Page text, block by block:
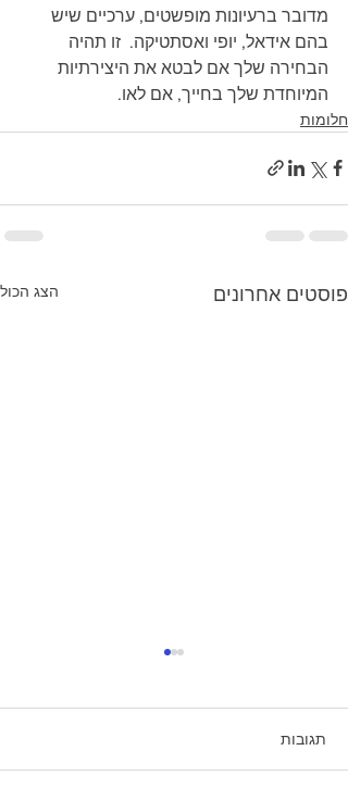
מדובר ברעיונות מופשטים, ערכיים שיש
בהם אידאל, יופי ואסתטיקה.  זו תהיה
הבחירה שלך אם לבטא את היצירתיות
המיוחדת שלך בחייך, אם לאו.
חלומות
פוסטים אחרונים הצג הכול
תגובות